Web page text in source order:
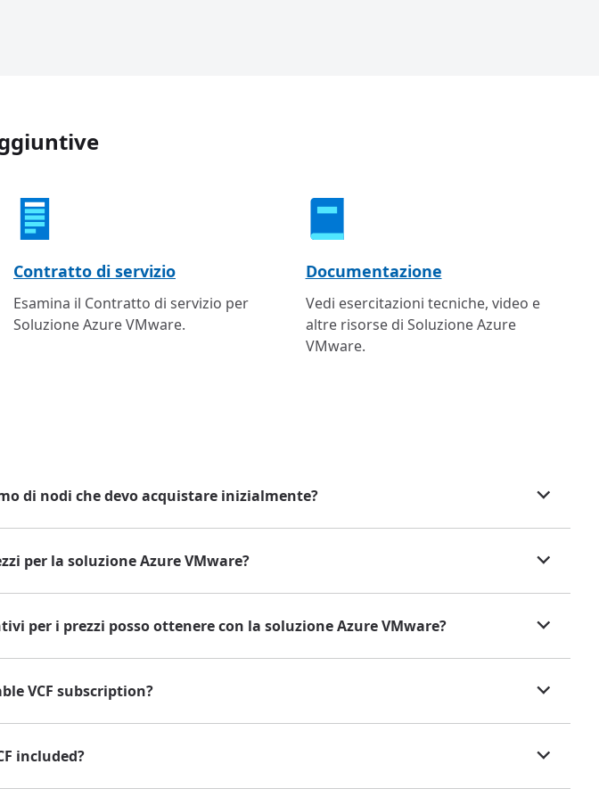
Contratto di servizio
Esamina il Contratto di servizio per
Soluzione Azure VMware.
Documentazione
Vedi esercitazioni tecniche, video e
altre risorse di Soluzione Azure
VMware.
di nodi che devo acquistare inizialmente?
per la soluzione Azure VMware?
per i prezzi posso ottenere con la soluzione Azure VMware?
VCF subscription?
included?